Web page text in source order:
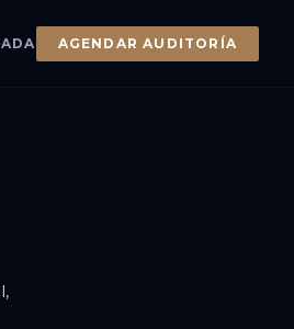
AGENDAR AUDITORÍA